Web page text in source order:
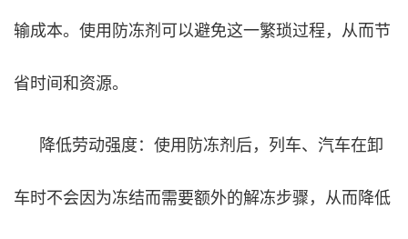
输成本。使用防冻剂可以避免这一繁琐过程，从而节
省时间和资源。
降低劳动强度：使用防冻剂后，列车、汽车在卸
车时不会因为冻结而需要额外的解冻步骤，从而降低